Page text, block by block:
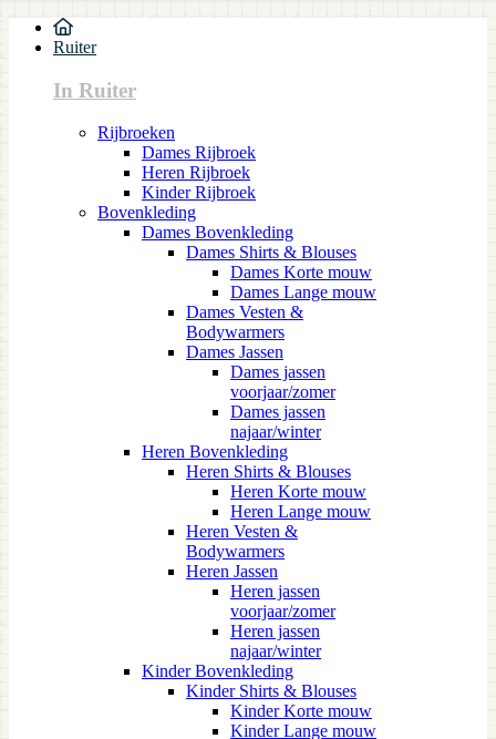
Ruiter
In Ruiter
Rijbroeken
Dames Rijbroek
Heren Rijbroek
Kinder Rijbroek
Bovenkleding
Dames Bovenkleding
Dames Shirts & Blouses
Dames Korte mouw
Dames Lange mouw
Dames Vesten &
Bodywarmers
Dames Jassen
Dames jassen
voorjaar/zomer
Dames jassen
najaar/winter
Heren Bovenkleding
Heren Shirts & Blouses
Heren Korte mouw
Heren Lange mouw
Heren Vesten &
Bodywarmers
Heren Jassen
Heren jassen
voorjaar/zomer
Heren jassen
najaar/winter
Kinder Bovenkleding
Kinder Shirts & Blouses
Kinder Korte mouw
Kinder Lange mouw